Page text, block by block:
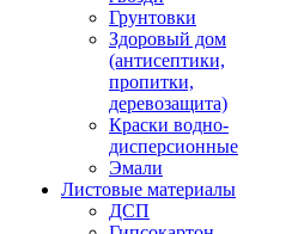
Грунтовки
Здоровый дом
(антисептики,
пропитки,
деревозащита)
Краски водно-
дисперсионные
Эмали
Листовые материалы
ДСП